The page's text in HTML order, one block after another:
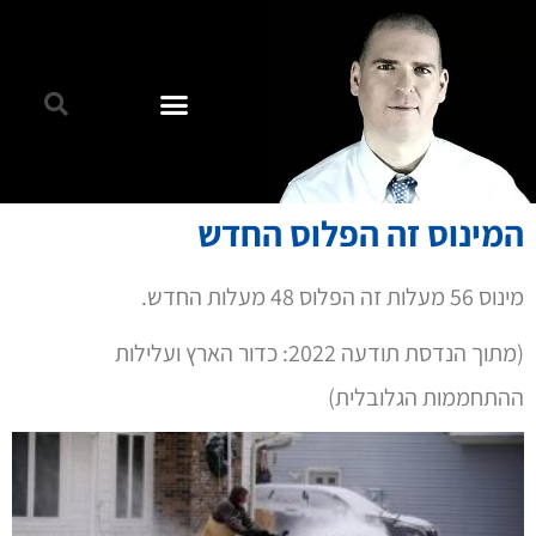
המינוס זה הפלוס החדש
מינוס 56 מעלות זה הפלוס 48 מעלות החדש.
(מתוך הנדסת תודעה 2022: כדור הארץ ועלילות
ההתחממות הגלובלית)